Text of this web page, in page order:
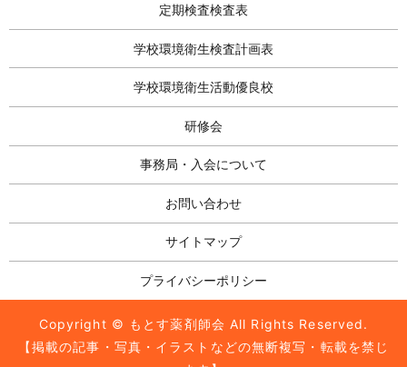
定期検査検査表
学校環境衛生検査計画表
学校環境衛生活動優良校
研修会
事務局・入会について
お問い合わせ
サイトマップ
プライバシーポリシー
Copyright © もとす薬剤師会 All Rights Reserved.
【掲載の記事・写真・イラストなどの無断複写・転載を禁じ